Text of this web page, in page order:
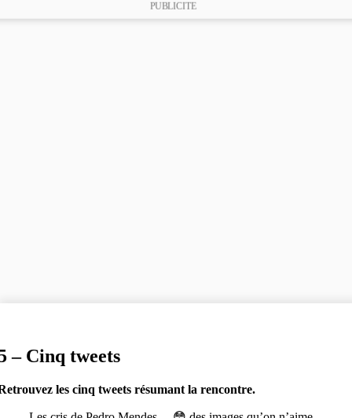
PUBLICITE
– Cinq tweets
les cinq tweets résumant la rencontre.